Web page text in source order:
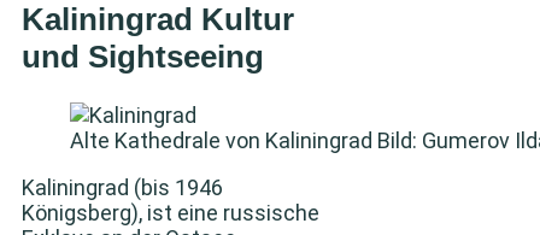
Kaliningrad Kultur
und Sightseeing
Alte Kathedrale von Kaliningrad Bild: Gumerov
Kaliningrad (bis 1946
Königsberg), ist eine russische